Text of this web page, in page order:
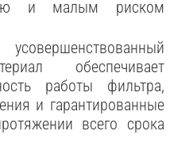
и малым риском
обеспечивает
работы фильтра,
и гарантированные
всего срока